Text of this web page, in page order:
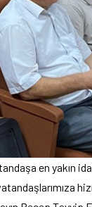
en yakın